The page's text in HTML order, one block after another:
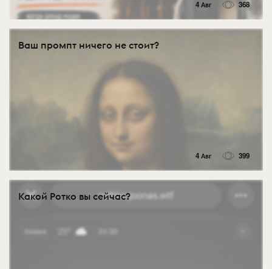
4 Авг 368
Ваш промпт ничего не стоит?
4 Авг 399
Какой Ротко вы сейчас?